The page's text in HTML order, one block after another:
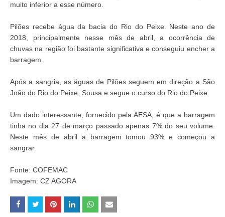
muito inferior a esse número.
Pilões recebe água da bacia do Rio do Peixe. Neste ano de
2018, principalmente nesse mês de abril, a ocorrência de
chuvas na região foi bastante significativa e conseguiu encher a
barragem.
Após a sangria, as águas de Pilões seguem em direção a São
João do Rio do Peixe, Sousa e segue o curso do Rio do Peixe.
Um dado interessante, fornecido pela AESA, é que a barragem
tinha no dia 27 de março passado apenas 7% do seu volume.
Neste mês de abril a barragem tomou 93% e começou a
sangrar.
Fonte: COFEMAC
Imagem: CZ AGORA